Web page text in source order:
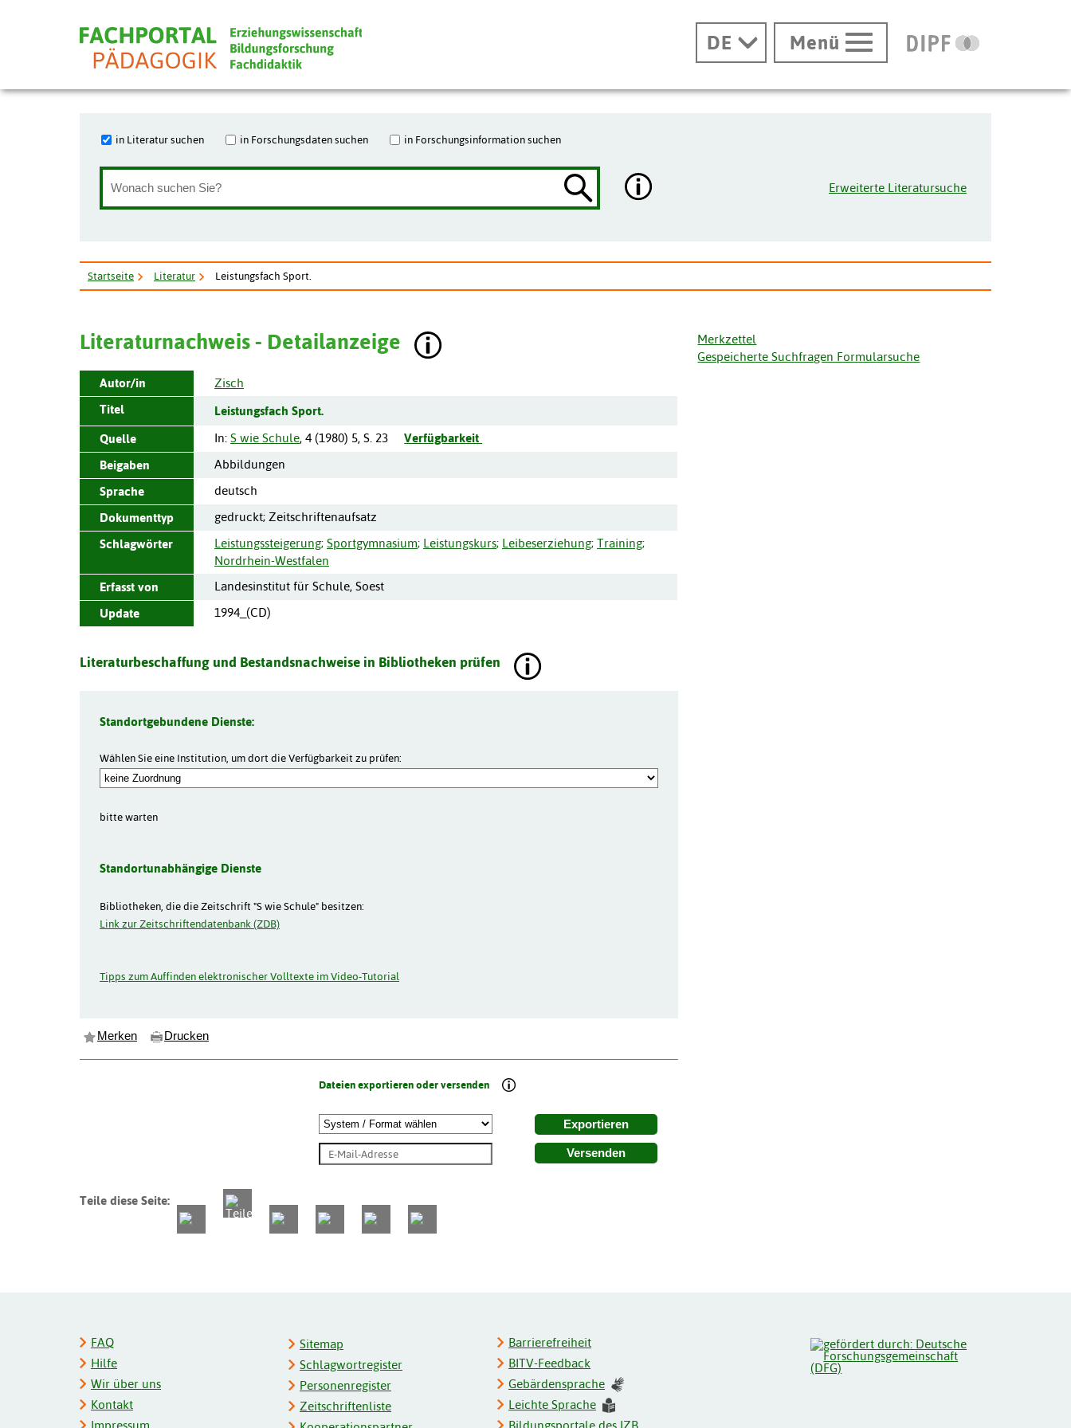
DE Menü
in Literatur suchen in Forschungsdaten suchen in Forschungsinformation suchen
Erweiterte Literatursuche
Startseite Literatur Leistungsfach Sport.
Literaturnachweis - Detailanzeige
Merkzettel
Gespeicherte Suchfragen Formularsuche
Autor/in
Zisch
Titel
Leistungsfach Sport.
Quelle In: S wie Schule, 4 (1980) 5, S. 23
Verfügbarkeit
Beigaben
Abbildungen
Sprache
deutsch
Dokumenttyp
gedruckt; Zeitschriftenaufsatz
Schlagwörter
Leistungssteigerung; Sportgymnasium; Leistungskurs; Leibeserziehung; Training;
Nordrhein-Westfalen
Erfasst von
Landesinstitut für Schule, Soest
Update
1994_(CD)
Literaturbeschaffung und Bestandsnachweise in Bibliotheken prüfen
Standortgebundene Dienste:
Wählen Sie eine Institution, um dort die Verfügbarkeit zu prüfen:
bitte warten
Standortunabhängige Dienste
Bibliotheken, die die Zeitschrift "S wie Schule" besitzen:
Link zur Zeitschriftendatenbank (ZDB)
Tipps zum Auffinden elektronischer Volltexte im Video-Tutorial
Merken Drucken
Dateien exportieren oder versenden
Exportieren
Versenden
Teile diese Seite:
FAQ
Hilfe
Wir über uns
Kontakt
Impressum
Sitemap
Schlagwortregister
Personenregister
Zeitschriftenliste
Barrierefreiheit
BITV-Feedback
Gebärdensprache
Leichte Sprache
Bildungsportale des IZB